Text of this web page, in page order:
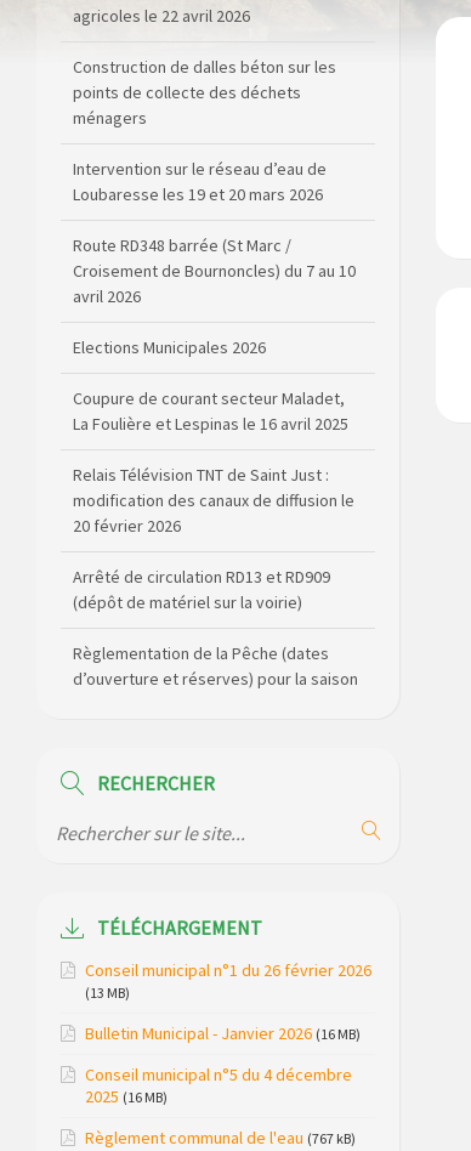
Construction de dalles béton sur les
ménagers
Intervention sur le réseau d’eau de
Route RD348 barrée (St Marc /
avril 2026
Elections Municipales 2026
Coupure de courant secteur Maladet,
Relais Télévision TNT de Saint Just :
20 février 2026
Arrêté de circulation RD13 et RD909
Règlementation de la Pêche (dates
2026
Communauté Janvier à Juin
Horaire des bus scolaires passant sur
les permanences de la gendarmerie
Maison des services de Ruynes en
Margeride – programme du mois de
avril 2026
Modification de gestion du camping de
Saint Just, ses bungalows bois, ses
chalets et sa piscine
RECHERCHER
TÉLÉCHARGEMENT
Conseil municipal n°1 du 26 février 2026
(13 MB)
Bulletin Municipal - Janvier 2026 (16 MB)
Conseil municipal n°5 du 4 décembre
2025 (16 MB)
Règlement communal de l'eau (767 kB)